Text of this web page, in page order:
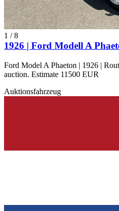
1 /8
1926 | Ford Modell A
Ford Model A Phaeton | 1926 |
auction. Estimate 11500 EUR
Auktionsfahrzeug